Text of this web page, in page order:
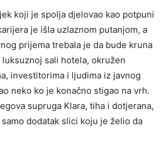
koji je spolja djelovao kao potpuni
je išla uzlaznom putanjom, a
prijema trebala je da bude kruna
sali hotela, okružen
investitorima i ljudima iz javnog
neko ko je konačno stigao na vrh.
supruga Klara, tiha i dotjerana,
dodatak slici koju je želio da